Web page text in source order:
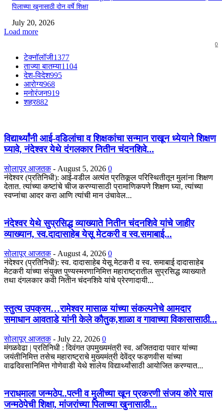
पिलाच्या खुनासाठी दोन वर्षे शिक्षा
July 20, 2026
Load more
0
टेक्नॉलॉजी1377
ताज्या बातम्या1104
देश-विदेश995
आरोग्य968
मनोरंजन919
शहर882
विद्यार्थ्यांनी आई-वडिलांचा व शिक्षकांचा सन्मान राखून ध्येयाने शिक्षण
घ्यावे, नंदेश्वर येथे दंगलकार नितीन चंदनशिवे...
सोलापूर आजतक - August 5, 2026 0
नंदेश्वर (प्रतिनिधी): आई-वडील अत्यंत प्रतिकूल परिस्थितीतून मुलांना शिक्षण
देतात. त्यांच्या कष्टांचे चीज करण्यासाठी प्रामाणिकपणे शिक्षण घ्या, त्यांच्या
स्वप्नांचा आदर करा आणि त्यांची मान उंचावेल...
नंदेश्वर येथे सुप्रसिद्ध व्याख्याते नितीन चंदनशिवे यांचे जाहीर
व्याख्यान, स्व.दादासाहेब येसू मेटकरी व स्व.समाबाई...
सोलापूर आजतक - August 4, 2026 0
नंदेश्वर (प्रतिनिधी): स्व. दादासाहेब येसू मेटकरी व स्व. समाबाई दादासाहेब
मेटकरी यांच्या संयुक्त पुण्यस्मरणानिमित्त महाराष्ट्रातील सुप्रसिद्ध व्याख्याते
तथा दंगलकार कवी नितीन चंदनशिवे यांचे प्रेरणादायी...
स्तुत्य उपक्रम…रामेश्वर मासाळ यांच्या संकल्पनेचे आमदार
समाधान आवताडे यांनी केले कौतुक,शाळा व गावाच्या विकासासाठी...
सोलापूर आजतक - July 22, 2026 0
मंगळवेढा | प्रतिनिधी : दिवंगत उपमुख्यमंत्री स्व. अजितदादा पवार यांच्या
जयंतीनिमित्त तसेच महाराष्ट्राचे मुख्यमंत्री देवेंद्र फडणवीस यांच्या
वाढदिवसानिमित्त गोणेवाडी येथे शालेय विद्यार्थ्यांसाठी आयोजित करण्यात...
नराधमाला जन्मठेप..पत्नी व मुलीच्या खून प्रकरणी संजय कोरे यास
जन्मठेपेची शिक्षा, मांजरांच्या पिलाच्या खुनासाठी...